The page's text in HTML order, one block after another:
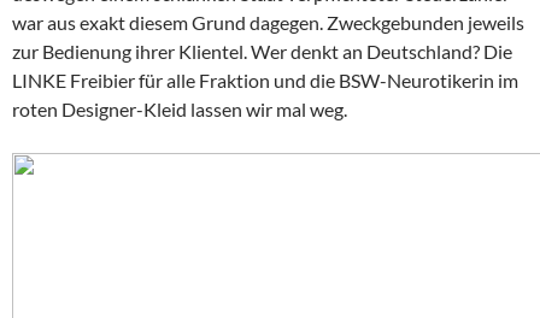
war aus exakt diesem Grund dagegen. Zweckgebunden jeweils
zur Bedienung ihrer Klientel. Wer denkt an Deutschland? Die
LINKE Freibier für alle Fraktion und die BSW-Neurotikerin im
roten Designer-Kleid lassen wir mal weg.